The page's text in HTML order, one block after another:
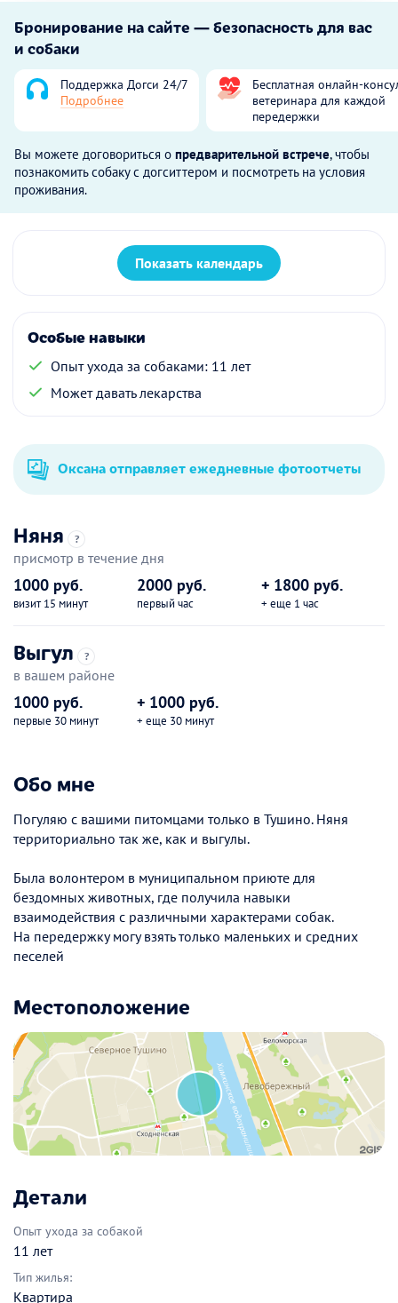
Бронирование на сайте — безопасность для вас
и собаки
Поддержка Догси 24/7
Подробнее
Бесплатная онлайн-
ветеринара для каждой
передержки
Вы можете договориться о предварительной встрече, чтобы
познакомить собаку с догситтером и посмотреть на условия
проживания.
Показать календарь
Особые навыки
Опыт ухода за собаками: 11 лет
Может давать лекарства
Оксана отправляет ежедневные фотоотчеты
Няня ?
присмотр в течение дня
1000 руб.
визит 15 минут
2000 руб.
первый час
+ 1800 руб.
+ еще 1 час
Выгул ?
в вашем районе
1000 руб.
первые 30 минут
+ 1000 руб.
+ еще 30 минут
Обо мне
Погуляю с вашими питомцами только в Тушино. Няня
территориально так же, как и выгулы.
Была волонтером в муниципальном приюте для
бездомных животных, где получила навыки
взаимодействия с различными характерами собак.
На передержку могу взять только маленьких и средних
песелей
Местоположение
Детали
Опыт ухода за собакой
11 лет
Тип жилья:
Квартира